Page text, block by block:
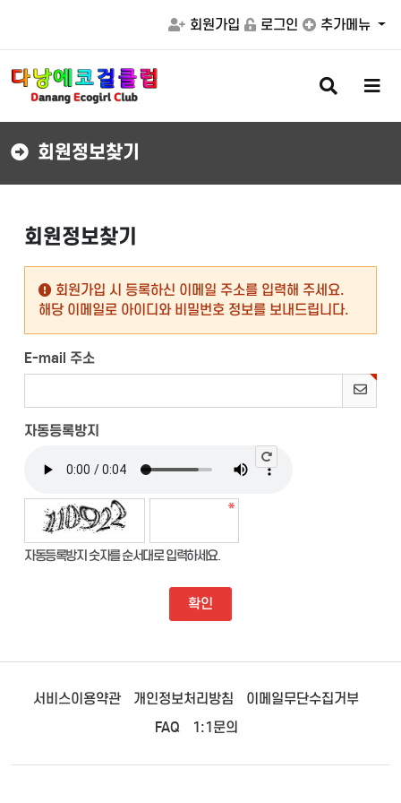
회원가입 로그인 추가메뉴
검
색
버
메
버
회원정보찾기
회원정보찾기
회원가입 시 등록하신 이메일 주소를 입력해 주세요.
해당 이메일로 아이디와 비밀번호 정보를 보내드립니다.
E-mail 주소
자동등록방지
자동등록방지 숫자를 순서대로 입력하세요.
서비스이용약관 개인정보처리방침
이메일무단수집거부
FAQ
1:1문의